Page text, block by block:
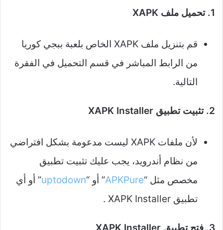
1. تحميل ملف XAPK
قم بتنزيل ملف XAPK الخاص بلعبة ببجي كوريا
من الرابط المباشر في قسم التحميل في الفقرة
التالية.
2. تثبيت تطبيق XAPK Installer
لأن ملفات XAPK ليست مدعومة بشكل افتراضي
من نظام أندرويد، يجب عليك تثبيت تطبيق
مخصص مثل “APKPure” أو “uptodown” أو أي
تطبيق XAPK Installer .